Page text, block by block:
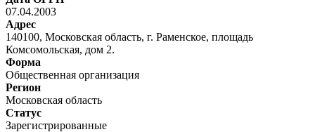
07.04.2003
Адрес
140100, Московская область, г. Раменское, площадь
Комсомольская, дом 2.
Форма
Общественная организация
Регион
Московская область
Статус
Зарегистрированные